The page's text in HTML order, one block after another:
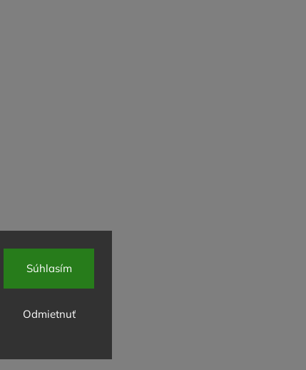
Odmietnuť
Súhlasím